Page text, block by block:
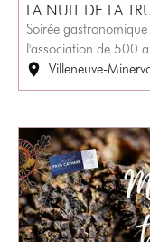
LA NUIT DE LA
Soirée
l'association de 500
Villeneuve-